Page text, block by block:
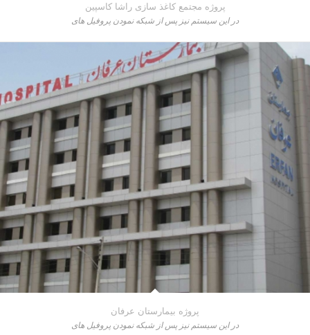
پروژه مجتمع کاغذ سازی راشا کاسپین
در این سیستم نیز پس از شبکه نمودن پروفیل های
پروژه بیمارستان عرفان
در این سیستم نیز پس از شبکه نمودن پروفیل های